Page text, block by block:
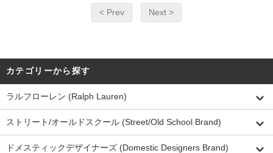
< Prev Next >
カテゴリーから探す
ラルフローレン (Ralph Lauren)
ストリート/オールドスクール (Street/Old School Brand)
ドメスティックデザイナーズ (Domestic Designers Brand)